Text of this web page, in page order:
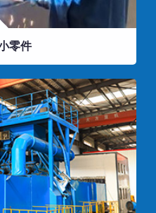
零件